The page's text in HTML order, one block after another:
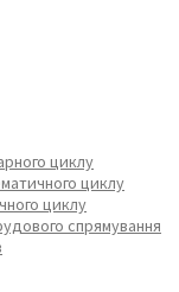
циклу
циклу
циклу
спрямування